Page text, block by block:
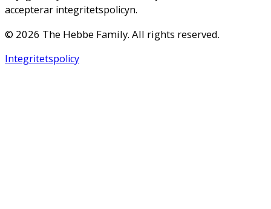
accepterar integritetspolicyn.
© 2026 The Hebbe Family. All rights reserved.
Integritetspolicy